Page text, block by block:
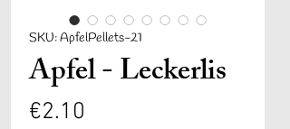
SKU: ApfelPellets-21
Apfel - Leckerlis
€2.10